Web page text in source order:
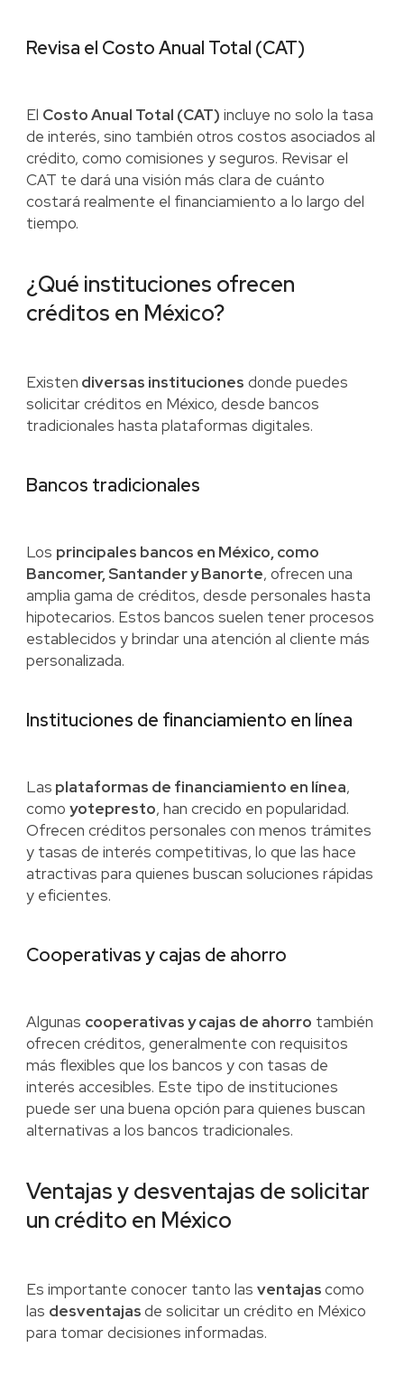
Revisa el Costo Anual Total (CAT)
El Costo Anual Total (CAT) incluye no solo la tasa
de interés, sino también otros costos asociados al
crédito, como comisiones y seguros. Revisar el
CAT te dará una visión más clara de cuánto
costará realmente el financiamiento a lo largo del
tiempo.
¿Qué instituciones ofrecen
créditos en México?
Existen diversas instituciones donde puedes
solicitar créditos en México, desde bancos
tradicionales hasta plataformas digitales.
Bancos tradicionales
Los principales bancos en México, como
Bancomer, Santander y Banorte, ofrecen una
amplia gama de créditos, desde personales hasta
hipotecarios. Estos bancos suelen tener procesos
establecidos y brindar una atención al cliente más
personalizada.
Instituciones de financiamiento en línea
Las plataformas de financiamiento en línea,
como yotepresto, han crecido en popularidad.
Ofrecen créditos personales con menos trámites
y tasas de interés competitivas, lo que las hace
atractivas para quienes buscan soluciones rápidas
y eficientes.
Cooperativas y cajas de ahorro
Algunas cooperativas y cajas de ahorro también
ofrecen créditos, generalmente con requisitos
más flexibles que los bancos y con tasas de
interés accesibles. Este tipo de instituciones
puede ser una buena opción para quienes buscan
alternativas a los bancos tradicionales.
Ventajas y desventajas de solicitar
un crédito en México
Es importante conocer tanto las ventajascomo
las desventajasde solicitar un crédito en México
para tomar decisiones informadas.